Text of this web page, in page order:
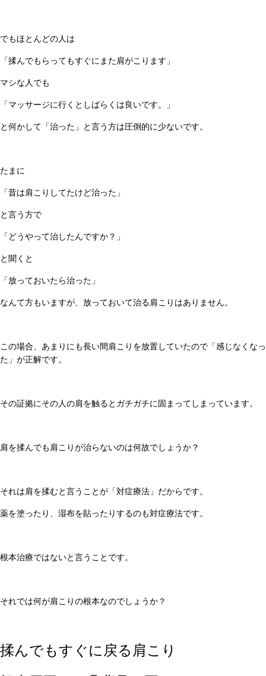
でもほとんどの人は
「揉んでもらってもすぐにまた肩がこります」
マシな人でも
「マッサージに行くとしばらくは良いです。」
と何かして「治った」と言う方は圧倒的に少ないです。
たまに
「昔は肩こりしてたけど治った」
と言う方で
「どうやって治したんですか？」
と聞くと
「放っておいたら治った」
なんて方もいますが、放っておいて治る肩こりはありません。
この場合、あまりにも長い間肩こりを放置していたので「感じなくなっ
た」が正解です。
その証拠にその人の肩を触るとガチガチに固まってしまっています。
肩を揉んでも肩こりが治らないのは何故でしょうか？
それは肩を揉むと言うことが「対症療法」だからです。
薬を塗ったり、湿布を貼ったりするのも対症療法です。
根本治療ではないと言うことです。
それでは何が肩こりの根本なのでしょうか？
揉んでもすぐに戻る肩こり